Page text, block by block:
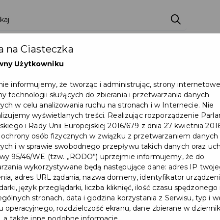
Wydarzenia
Programy
Mapa Miasta Załatw sprawę
Ochrona ludności
Gdańskim świętuje swój mały jubileusz!
Wydarzenie już się zakończyło
na Ciasteczka
Użytkowniku
informujemy, że tworząc i administrując, strony internetowe
technologii służących do zbierania i przetwarzania danych
w celu analizowania ruchu na stronach i w Internecie. Nie
wyświetlanych treści. Realizując rozporządzenie
i Rady Unii Europejskiej 2016/679 z dnia 27 kwietnia
ochrony osób fizycznych w związku z przetwarzaniem danych
i w sprawie swobodnego przepływu takich danych oraz
95/46/WE (tzw. „RODO”) uprzejmie informujemy, że do
wykorzystywane będą następujące dane: adres IP
adres URL żądania, nazwa domeny, identyfikator
język przeglądarki, liczba kliknięć, ilość czasu spędzonego
stronach, data i godzina korzystania z Serwisu, typ i
operacyjnego, rozdzielczość ekranu, dane zbierane w